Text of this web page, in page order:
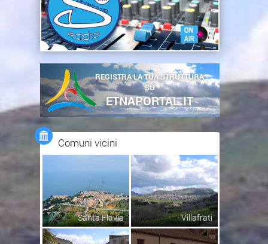
REGISTRA LA TUA STRUTTURA
SU
ETNAPORTAL.IT
Comuni vicini
Santa Flavia Villafrati